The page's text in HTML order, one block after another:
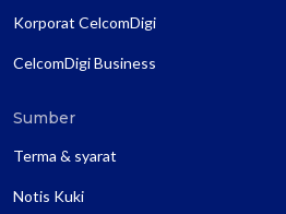
Korporat CelcomDigi
CelcomDigi Business
Sumber
Terma & syarat
Notis Kuki